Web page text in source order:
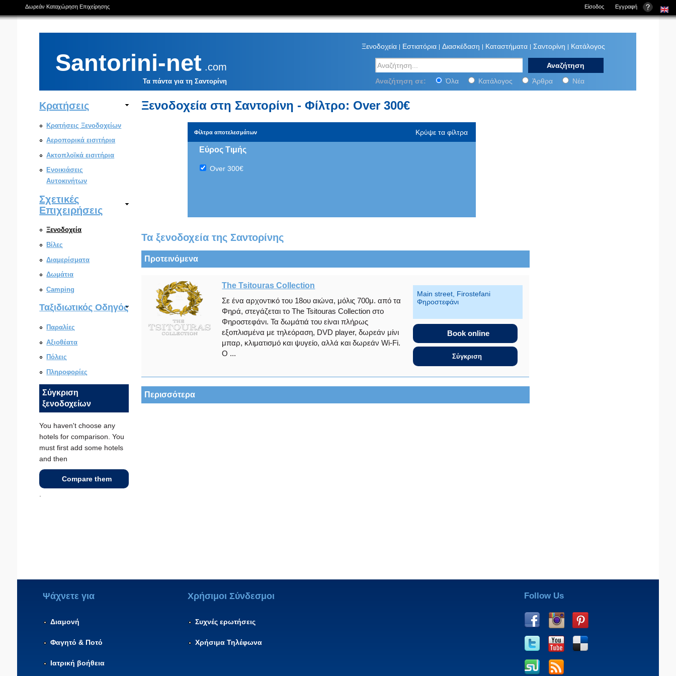
.com
Santorini-net
Τα πάντα για τη Σαντορίνη
Ξενοδοχεία Εστιατόρια Διασκέδαση Καταστήματα Σαντορίνη Κατάλογος
Αναζήτηση στο Santorini-net:
Αναζήτηση σε: Όλα Κατάλογος Άρθρα Νέα
Κρατήσεις
Κρατήσεις Ξενοδοχείων
Αεροπορικά εισιτήρια
Ακτοπλοϊκά εισιτήρια
Ενοικιάσεις
Αυτοκινήτων
Σχετικές
Επιχειρήσεις
Ξενοδοχεία
Βίλες
Διαμερίσματα
Δωμάτια
Camping
Ταξιδιωτικός Οδηγός
Παραλίες
Αξιοθέατα
Πόλεις
Πληροφορίες
Σύγκριση
ξενοδοχείων
You haven't choose any
hotels for comparison. You
must first add some hotels
and then
Compare them
.
Ξενοδοχεία στη Σαντορίνη - Φίλτρο: Over 300€
Φίλτρα αποτελεσμάτων Κρύψε τα φίλτρα
Εύρος Τιμής
Over 300€
Τα ξενοδοχεία της Σαντορίνης
Προτεινόμενα
The Tsitouras Collection
Σε ένα αρχοντικό του 18ου αιώνα, μόλις 700μ. από τα
Φηρά, στεγάζεται το The Tsitouras Collection στο
Φηροστεφάνι. Τα δωμάτιά του είναι πλήρως
εξοπλισμένα με τηλεόραση, DVD player, δωρεάν μίνι
μπαρ, κλιματισμό και ψυγείο, αλλά και δωρεάν Wi-Fi.
Ο ...
Main street, Firostefani
Φηροστεφάνι
Book online
Σύγκριση
Περισσότερα
Ψάχνετε για
Διαμονή
Φαγητό & Ποτό
Ιατρική βοήθεια
Χρήσιμοι Σύνδεσμοι
Συχνές ερωτήσεις
Χρήσιμα Τηλέφωνα
Follow Us
Δωρεάν Καταχώρηση Επιχείρησης Είσοδος Εγγραφή